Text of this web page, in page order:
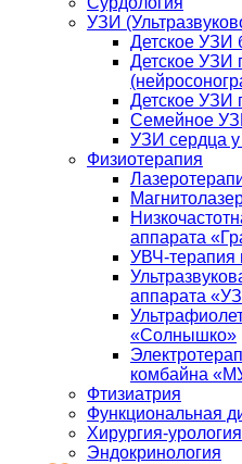
УЗИ
Детское УЗИ
Детское УЗИ
Детское УЗИ
Семейное
УЗИ сердца у
Физиотерапия
аппарата
УВЧ-терапия
аппарата
«Солнышко»
комбайна
Фтизиатрия
Функциональная
Хирургия-урология
Эндокринология